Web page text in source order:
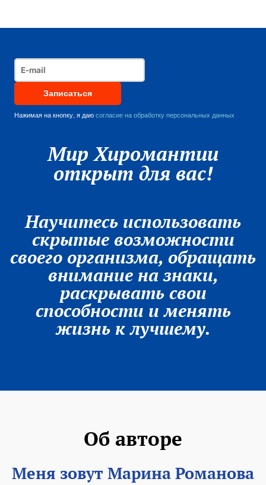
Нажимая на кнопку, я даюсогласие на обработку персональных данных
Мир Хиромантии
открыт для вас!
Научитесь использовать
скрытые возможности
своего организма, обращать
внимание на знаки,
раскрывать свои
способности и менять
жизнь к лучшему.
Об авторе
Меня зовут Марина Романова